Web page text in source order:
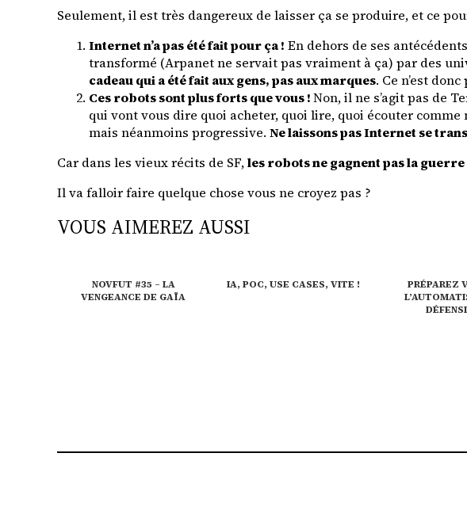
Seulement, il est très dangereux de laisser ça se produire, et ce
Internet n’a pas été fait pour ça ! En dehors de ses
transformé (Arpanet ne servait pas vraiment à ça) par des
cadeau qui a été fait aux gens, pas aux marques. Ce n’est
Ces robots sont plus forts que vous !Non, il ne s’agit pas de
qui vont vous dire quoi acheter, quoi lire, quoi écouter
mais néanmoins progressive. Ne laissons pas Internet se
Car dans les vieux récits de SF,les robots ne gagnent pas la
Il va falloir faire quelque chose vous ne croyez pas ?
VOUS AIMEREZ AUSSI
NOVFUT #35 – LA
VENGEANCE DE GAÏA
IA, POC, USE CASES, VITE !
PRÉPAREZ